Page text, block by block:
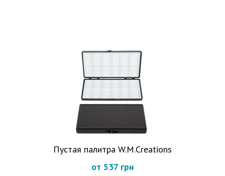
Пустая палитра W.M.Creations
от 537 грн